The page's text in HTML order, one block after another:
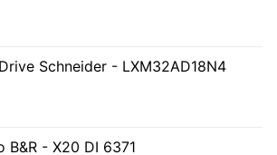
Schneider - LXM32AD18N4
B&R - X20 DI 6371